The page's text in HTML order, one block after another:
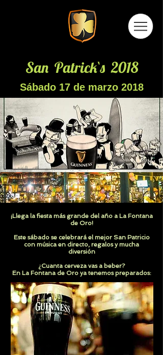
San Patrick`s 2018
Sábado 17 de marzo 2018
¡Llega la fiesta más grande del año a La Fontana
de Oro!
Este sábado se celebrará el mejor San Patricio
con música en directo, regalos y mucha
diversión
¿Cuanta cerveza vas a beber?
En La Fontana de Oro ya tenemos preparados: